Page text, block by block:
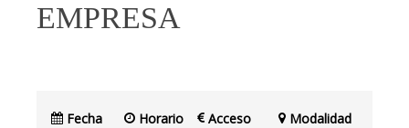
EMPRESA
Fecha
Horario
Acceso
Modalidad